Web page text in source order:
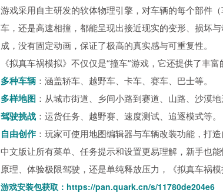
游戏采用自主研发的软体物理引擎，对车辆的每个部件
车，还是高速相撞，都能呈现出接近现实的变形、损坏
成，没有固定动画，保证了极高的真实感与可重复性。
《拟真车祸模拟》不仅仅是“撞车”游戏，它还提供了丰富
多种车辆 ：涵盖轿车、越野车、卡车、赛车、巴士等。
多样地图 ：从城市街道、乡间小路到赛道、山路、沙漠地
驾驶挑战 ：运货任务、越野赛、速度测试、追逐模式等。
自由创作 ：玩家可使用地图编辑器与车辆改装功能，打造
中文版让所有菜单、任务提示和设置更易理解，新手也
原理、体验极限驾驶，还是单纯释放压力，《拟真车祸
游戏安装包获取： https://pan.quark.cn/s/11780de204e6